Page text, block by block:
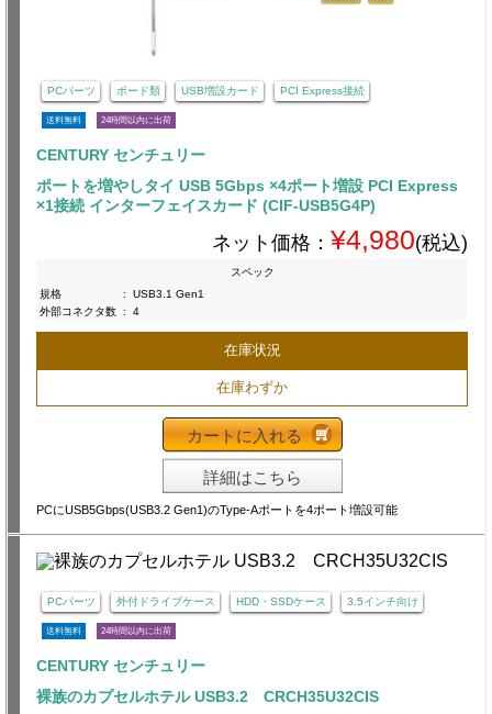
PCパーツ ボード類 USB増設カード PCI Express接続
送料無料 24時間以内に出荷
CENTURY センチュリー
ポートを増やしタイ USB 5Gbps ×4ポート増設 PCI Express
×1接続 インターフェイスカード (CIF-USB5G4P)
ネット価格： ¥4,980(税込)
スペック
規格
:
USB3.1 Gen1
外部コネクタ数 : 4
在庫状況
在庫わずか
カートに入れる
詳細はこちら
PCにUSB5Gbps(USB3.2 Gen1)のType-Aポートを4ポート増設可能
PCパーツ 外付ドライブケース HDD・SSDケース 3.5インチ向け
送料無料 24時間以内に出荷
CENTURY センチュリー
裸族のカプセルホテル USB3.2 CRCH35U32CIS